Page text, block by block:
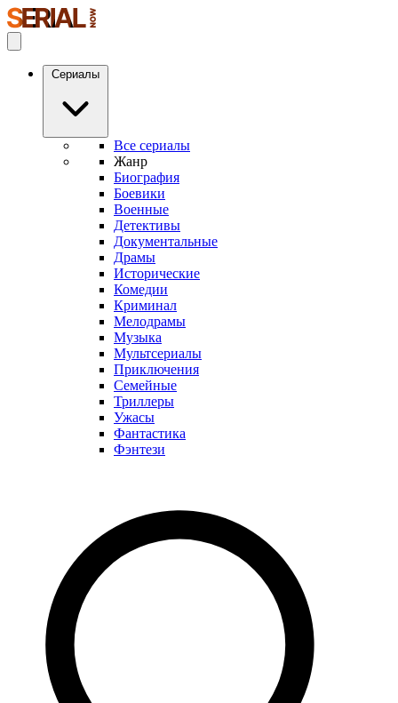
Сериалы
Все сериалы
Жанр
Биография
Боевики
Военные
Детективы
Документальные
Драмы
Исторические
Комедии
Криминал
Мелодрамы
Музыка
Мультсериалы
Приключения
Семейные
Триллеры
Ужасы
Фантастика
Фэнтези